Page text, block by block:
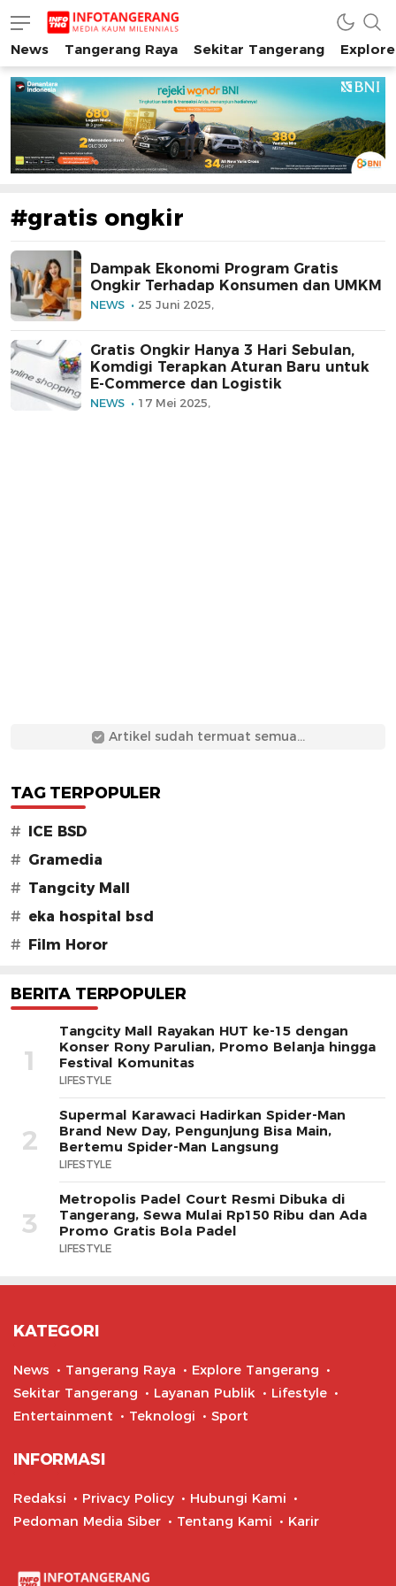
INFO TANGERANG
Media Kaum Millenials Tangerang Raya
News Tangerang Raya Sekitar Tangerang
#gratis ongkir
Dampak Ekonomi Program Gratis
Ongkir Terhadap Konsumen dan UMKM
NEWS 25 Juni 2025,
Gratis Ongkir Hanya 3 Hari Sebulan,
Komdigi Terapkan Aturan Baru untuk
E-Commerce dan Logistik
NEWS 17 Mei 2025,
Artikel sudah termuat semua...
TAG TERPOPULER
#
ICE BSD
# Gramedia
# Tangcity Mall
# eka hospital bsd
#
Film Horor
BERITA TERPOPULER
1
Tangcity Mall Rayakan HUT ke-15 dengan
Konser Rony Parulian, Promo Belanja hingga
Festival Komunitas
LIFESTYLE
2
Supermal Karawaci Hadirkan Spider-Man
Brand New Day, Pengunjung Bisa Main,
Bertemu Spider-Man Langsung
LIFESTYLE
3
Metropolis Padel Court Resmi Dibuka di
Tangerang, Sewa Mulai Rp150 Ribu dan Ada
Promo Gratis Bola Padel
LIFESTYLE
KATEGORI
News Tangerang Raya
Explore Tangerang
Sekitar Tangerang
Layanan Publik
Lifestyle
Entertainment
Teknologi Sport
INFORMASI
Redaksi Privacy Policy
Hubungi Kami
Pedoman Media Siber
Tentang Kami Karir